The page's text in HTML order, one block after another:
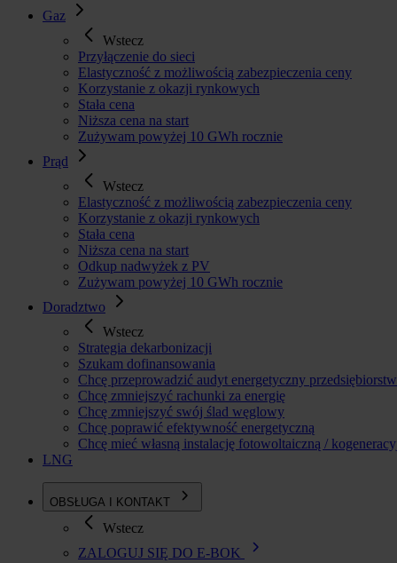
Gaz
Wstecz
Przyłączenie do sieci
Elastyczność z możliwością zabezpieczenia ceny
Korzystanie z okazji rynkowych
Stała cena
Niższa cena na start
Zużywam powyżej 10 GWh rocznie
Prąd
Wstecz
Elastyczność z możliwością zabezpieczenia ceny
Korzystanie z okazji rynkowych
Stała cena
Niższa cena na start
Odkup nadwyżek z PV
Zużywam powyżej 10 GWh rocznie
Doradztwo
Wstecz
Strategia dekarbonizacji
Szukam dofinansowania
Chcę przeprowadzić audyt energetyczny
Chcę zmniejszyć rachunki za energię
Chcę zmniejszyć swój ślad węglowy
Chcę poprawić efektywność energetyczną
Chcę mieć własną instalację fotowoltaiczną /
LNG
OBSŁUGA I KONTAKT
Wstecz
ZALOGUJ SIĘ DO E-BOK